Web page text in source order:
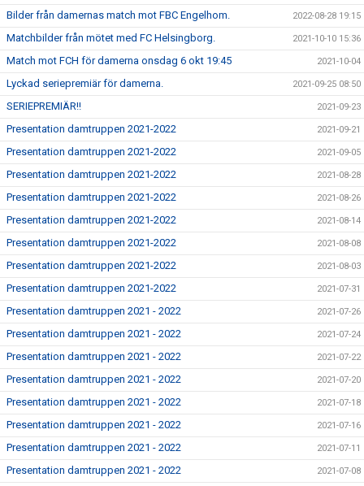
Bilder från damernas match mot FBC Engelhom. 2022-08-28 19:15
Matchbilder från mötet med FC Helsingborg. 2021-10-10 15:36
Match mot FCH för damerna onsdag 6 okt 19:45 2021-10-04
Lyckad seriepremiär för damerna. 2021-09-25 08:50
SERIEPREMIÄR!! 2021-09-23
Presentation damtruppen 2021-2022 2021-09-21
Presentation damtruppen 2021-2022 2021-09-05
Presentation damtruppen 2021-2022 2021-08-28
Presentation damtruppen 2021-2022 2021-08-26
Presentation damtruppen 2021-2022 2021-08-14
Presentation damtruppen 2021-2022 2021-08-08
Presentation damtruppen 2021-2022 2021-08-03
Presentation damtruppen 2021-2022 2021-07-31
Presentation damtruppen 2021 - 2022 2021-07-26
Presentation damtruppen 2021 - 2022 2021-07-24
Presentation damtruppen 2021 - 2022 2021-07-22
Presentation damtruppen 2021 - 2022 2021-07-20
Presentation damtruppen 2021 - 2022 2021-07-18
Presentation damtruppen 2021 - 2022 2021-07-16
Presentation damtruppen 2021 - 2022 2021-07-11
Presentation damtruppen 2021 - 2022 2021-07-08